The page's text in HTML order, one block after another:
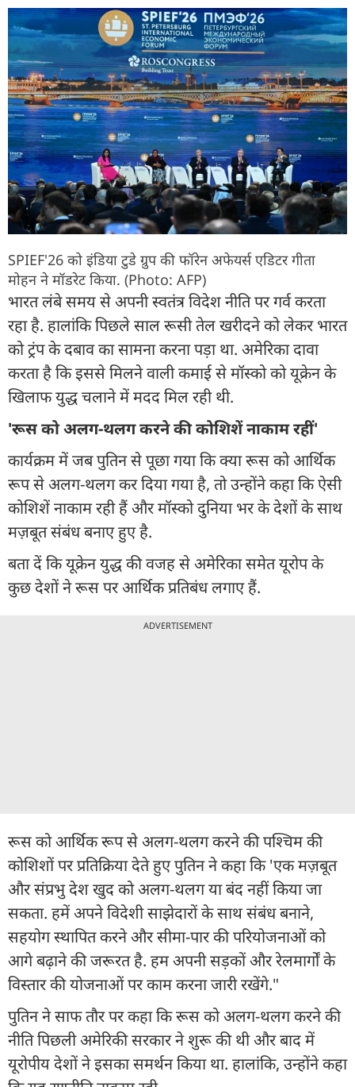
SPIEF'26 को इंडिया टुडे ग्रुप की फॉरेन अफेयर्स एडिटर गीता
मोहन ने मॉडरेट किया. (Photo: AFP)
भारत लंबे समय से अपनी स्वतंत्र विदेश नीति पर गर्व करता
रहा है. हालांकि पिछले साल रूसी तेल खरीदने को लेकर भारत
को ट्रंप के दबाव का सामना करना पड़ा था. अमेरिका दावा
करता है कि इससे मिलने वाली कमाई से मॉस्को को यूक्रेन के
खिलाफ युद्ध चलाने में मदद मिल रही थी.
'रूस को अलग-थलग करने की कोशिशें नाकाम रहीं'
कार्यक्रम में जब पुतिन से पूछा गया कि क्या रूस को आर्थिक
रूप से अलग-थलग कर दिया गया है, तो उन्होंने कहा कि ऐसी
कोशिशें नाकाम रही हैं और मॉस्को दुनिया भर के देशों के साथ
मज़बूत संबंध बनाए हुए है.
बता दें कि यूक्रेन युद्ध की वजह से अमेरिका समेत यूरोप के
कुछ देशों ने रूस पर आर्थिक प्रतिबंध लगाए हैं.
ADVERTISEMENT
रूस को आर्थिक रूप से अलग-थलग करने की पश्चिम की
कोशिशों पर प्रतिक्रिया देते हुए पुतिन ने कहा कि 'एक मज़बूत
और संप्रभु देश खुद को अलग-थलग या बंद नहीं किया जा
सकता. हमें अपने विदेशी साझेदारों के साथ संबंध बनाने,
सहयोग स्थापित करने और सीमा-पार की परियोजनाओं को
आगे बढ़ाने की जरूरत है. हम अपनी सड़कों और रेलमार्गों के
विस्तार की योजनाओं पर काम करना जारी रखेंगे."
पुतिन ने साफ तौर पर कहा कि रूस को अलग-थलग करने की
नीति पिछली अमेरिकी सरकार ने शुरू की थी और बाद में
यूरोपीय देशों ने इसका समर्थन किया था. हालांकि, उन्होंने कहा